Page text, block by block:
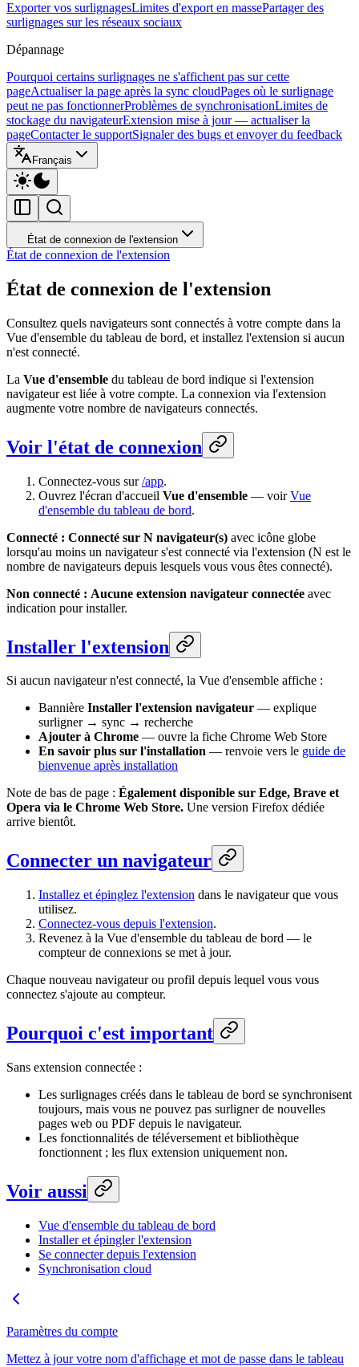
Exporter vos surlignagesLimites d'export en massePartager des
surlignages sur les réseaux sociaux
Dépannage
Pourquoi certains surlignages ne s'affichent pas sur cette
pageActualiser la page après la sync cloudPages où le surlignage
peut ne pas fonctionnerProblèmes de synchronisationLimites de
stockage du navigateurExtension mise à jour — actualiser la
pageContacter le supportSignaler des bugs et envoyer du feedback
Français
État de connexion de l'extension
État de connexion de l'extension
État de connexion de l'extension
Consultez quels navigateurs sont connectés à votre compte dans la
Vue d'ensemble du tableau de bord, et installez l'extension si aucun
n'est connecté.
La Vue d'ensemble du tableau de bord indique si l'extension
navigateur est liée à votre compte. La connexion via l'extension
augmente votre nombre de navigateurs connectés.
Voir l'état de connexion
Connectez-vous sur/app.
Ouvrez l'écran d'accueil Vue d'ensemble — voirVue
d'ensemble du tableau de bord.
Connecté : Connecté sur N navigateur(s) avec icône globe
lorsqu'au moins un navigateur s'est connecté via l'extension (N est le
nombre de navigateurs depuis lesquels vous vous êtes connecté).
Non connecté : Aucune extension navigateur connectée avec
indication pour installer.
Installer l'extension
Si aucun navigateur n'est connecté, la Vue d'ensemble affiche :
Bannière Installer l'extension navigateur — explique
surligner → sync → recherche
Ajouter à Chrome — ouvre la fiche Chrome Web Store
En savoir plus sur l'installation — renvoie vers le guide de
bienvenue après installation
Note de bas de page : Également disponible sur Edge, Brave et
Opera via le Chrome Web Store. Une version Firefox dédiée
arrive bientôt.
Connecter un navigateur
Installez et épinglez l'extension dans le navigateur que vous
utilisez.
Connectez-vous depuis l'extension.
Revenez à la Vue d'ensemble du tableau de bord — le
compteur de connexions se met à jour.
Chaque nouveau navigateur ou profil depuis lequel vous vous
connectez s'ajoute au compteur.
Pourquoi c'est important
Sans extension connectée :
Les surlignages créés dans le tableau de bord se synchronisent
toujours, mais vous ne pouvez pas surligner de nouvelles
pages web ou PDF depuis le navigateur.
Les fonctionnalités de téléversement et bibliothèque
fonctionnent ; les flux extension uniquement non.
Voir aussi
Vue d'ensemble du tableau de bord
Installer et épingler l'extension
Se connecter depuis l'extension
Synchronisation cloud
Paramètres du compte
Mettez à jour votre nom d'affichage et mot de passe dans le tableau